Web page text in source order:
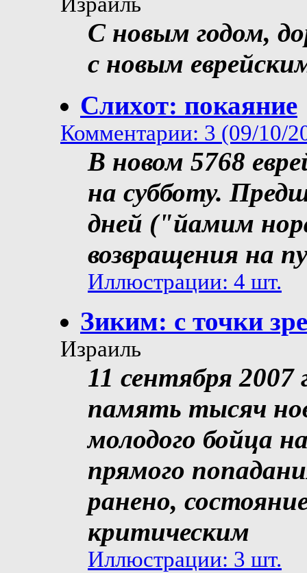
С новым годом,
с новым
Слихот: покаяние
Комментарии: 3 (09/10/
В новом 5768
на субботу.
дней ("йамим
возвращения на
Иллюстрации: 4 шт.
Зиким: с точки
Израиль
11 сентября 2007
память тысяч
молодого бойца
прямого
ранено,
критическим
Иллюстрации: 3 шт.